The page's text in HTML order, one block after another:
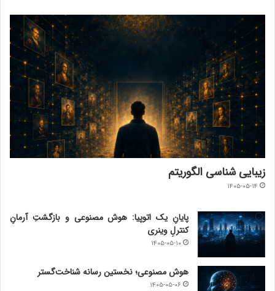
زیبایی شناسی الگوریتم
۱۴۰۵-۰۵-۱۴
پایانِ یک اتوپیا: هوش مصنوعی و بازگشتِ آرمانِ
کنترلِ وینری
۱۴۰۵-۰۵-۱۰
هوش مصنوعی؛ نخستین رسانه شناخت‌گستر
۱۴۰۵-۰۵-۰۶